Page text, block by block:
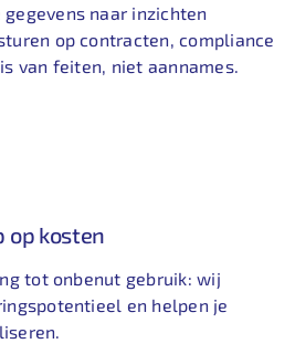
naar inzichten
op contracten, compliance
van feiten, niet aannames.
op kosten
tot onbenut gebruik: wij
en helpen je